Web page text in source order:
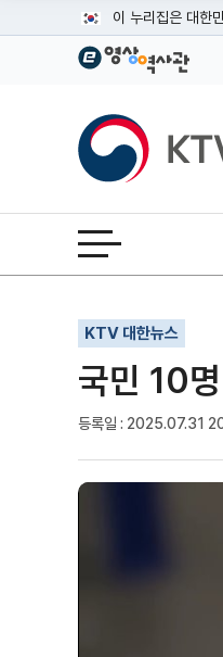
이 누리집은 대한
공식 누리집 주소
이밖에 or.kr 또는
운영중인 공식 누
KTV국민방송
전체메뉴 열기
KTV 대한뉴스
국민 10
등록일 : 2025.07.31
기사인쇄
글자확대
글자축소